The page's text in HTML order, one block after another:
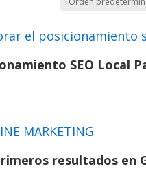
SEO Local
resultados en